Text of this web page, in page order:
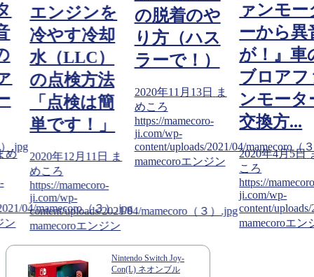
）.jpg
ま
04/mamecoro（３）.jpg
ン
の脱着のや
り方（ハス
ラーで！）
2020年11月13日 ま
めころ
https://mamecoro-
ji.com/wp-
content/uploads/2021/04/mamecoro（３）.jpg
mamecoroエンジン
ァンモータ
ーから異音
が！』車の
ンモーター
交換方...
2020年4月5日 まめ
ころ
content/uploads/2021/04/mamecoro（
エンジ
冷やす
水（
の点検
「点検
単です
2020年12月11
めころ
https://
ji.com/wp-
content/
mamecoroエ
Nintendo Switch Joy-
Con(L) ネオンブル